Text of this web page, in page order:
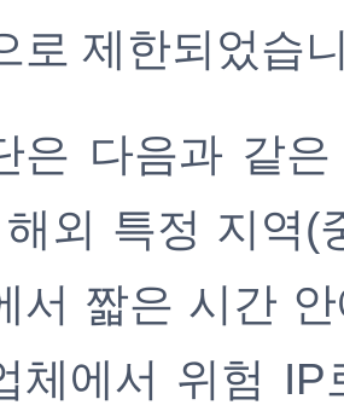
로 제한되었습
은 다음과 같
외 특정 지역(
서 짧은 시간
체에서 위험